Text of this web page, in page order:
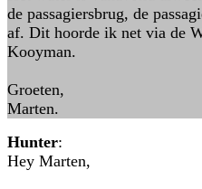
de passagiersbrug, de
af. Dit hoorde ik net via de
Kooyman.
Groeten,
Marten.
Hunter:
Hey Marten,